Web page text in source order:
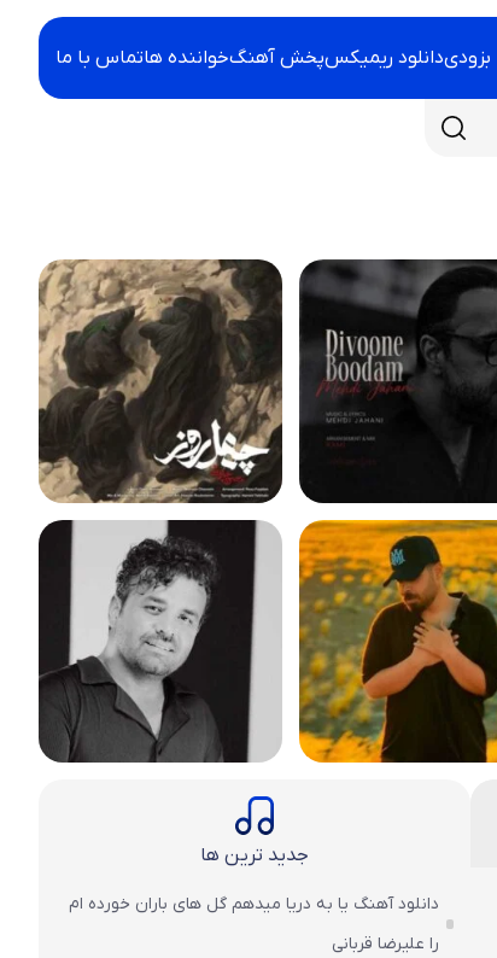
بزودیدانلود ریمیکسپخش آهنگخواننده هاتماس با ما
جدید ترین ها
دانلود آهنگ یا به دریا میدهم گل های باران‌ خورده ام
را علیرضا قربانی